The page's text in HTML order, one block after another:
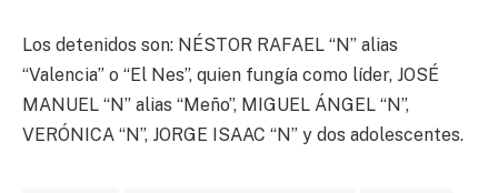
Los detenidos son: NÉSTOR RAFAEL “N” alias
“Valencia” o “El Nes”, quien fungía como líder, JOSÉ
MANUEL “N” alias “Meño”, MIGUEL ÁNGEL “N”,
VERÓNICA “N”, JORGE ISAAC “N” y dos adolescentes.